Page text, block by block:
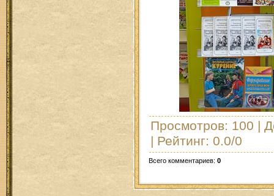
Просмотров: 100 |
| Рейтинг: 0.0/0
Всего комментариев: 0